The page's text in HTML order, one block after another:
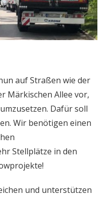
auf Straßen wie der
Märkischen Allee vor,
Dafür soll
Wir benötigen einen
Stellplätze in den
und unterstützen